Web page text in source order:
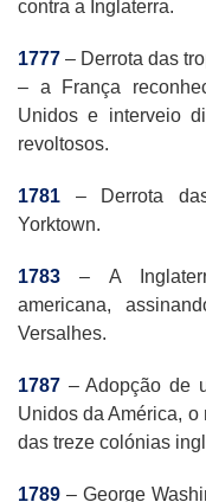
contra a Inglaterra.
1777 – Derrota das
– a França
Unidos e interveio
revoltosos.
1781
– Derrota
Yorktown.
1783
– A
americana,
Versalhes.
1787 – Adopção de
Unidos da América,
das treze colónias
1789 – George